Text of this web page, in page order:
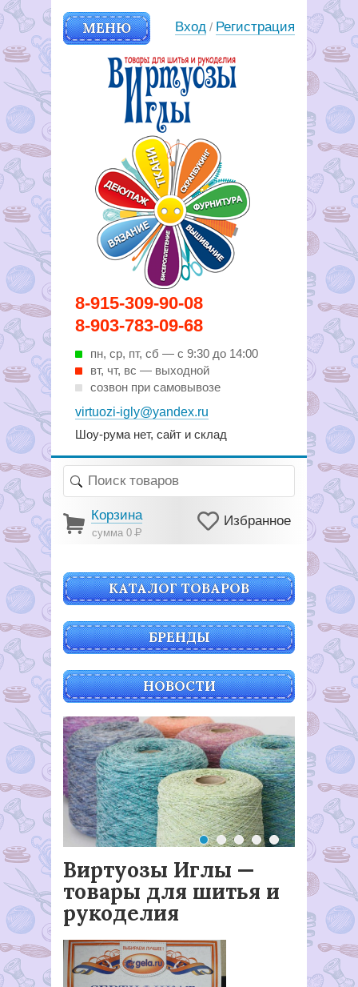
8-915-309-90-08
8-903-783-09-68
пн, ср, пт, cб — с 9:30 до 14:00
вт, чт, вс — выходной
созвон при самовывозе
virtuozi-igly@yandex.ru
Шоу-рума нет, сайт и склад
МЕНЮ
Вирутозы иглы. Товары для
шитья и рукоделья
Вход / Регистрация
Корзина
сумма 0Р
Избранное
КАТАЛОГ ТОВАРОВ
БРЕНДЫ
НОВОСТИ
Виртуозы Иглы —
товары для шитья и
рукоделия